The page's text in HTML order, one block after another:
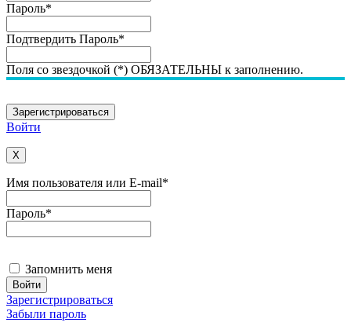
Пароль*
Подтвердить Пароль*
Поля со звездочкой (*) ОБЯЗАТЕЛЬНЫ к заполнению.
Войти
X
Имя пользователя или E-mail*
Пароль*
Запомнить меня
Зарегистрироваться
Забыли пароль